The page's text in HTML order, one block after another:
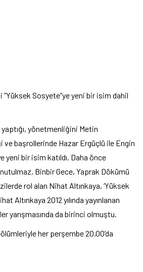
”Yüksek Sosyete”ye yeni bir isim dahil
yaptığı, yönetmenliğini Metin
ve başrollerinde Hazar Ergüçlü ile Engin
yeni bir isim katıldı. Daha önce
Binbir Gece, Yaprak Dökümü
rol alan Nihat Altınkaya, ‘Yüksek
Altınkaya 2012 yılında yayınlanan
yarışmasında da birinci olmuştu.
her perşembe 20.00’da